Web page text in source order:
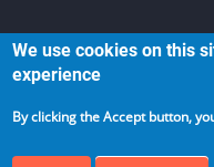
We use cookies on this
experience
By clicking the Accept button,